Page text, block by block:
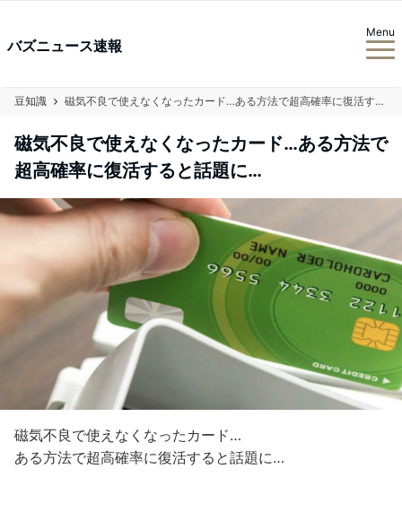
バズニュース速報
Menu
豆知識 磁気不良で使えなくなったカード…ある方法で超高確率に復活すると話題に…
磁気不良で使えなくなったカード…ある方法で
超高確率に復活すると話題に…
磁気不良で使えなくなったカード…
ある方法で超高確率に復活すると話題に…